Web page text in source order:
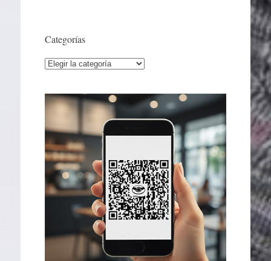
Categorías
Categorías